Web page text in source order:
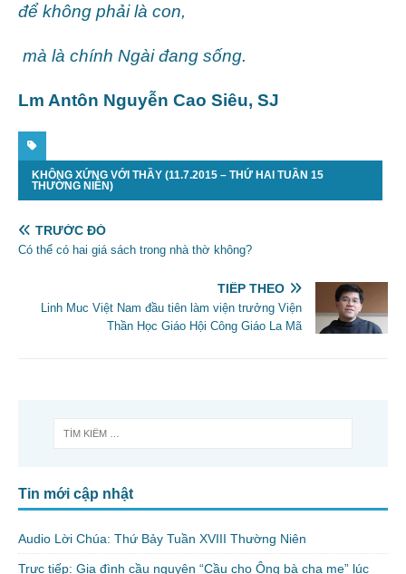
để không phải là con,
mà là chính Ngài đang sống.
Lm Antôn Nguyễn Cao Siêu, SJ
KHÔNG XỨNG VỚI THẦY (11.7.2015 – THỨ HAI TUẦN 15
THƯỜNG NIÊN)
TRƯỚC ĐÓ
Có thể có hai giá sách trong nhà thờ không?
TIẾP THEO
Linh Muc Việt Nam đầu tiên làm viện trưởng Viện
Thần Học Giáo Hội Công Giáo La Mã
Tin mới cập nhật
Audio Lời Chúa: Thứ Bảy Tuần XVIII Thường Niên
Trực tiếp: Gia đình cầu nguyện “Cầu cho Ông bà cha mẹ” lúc